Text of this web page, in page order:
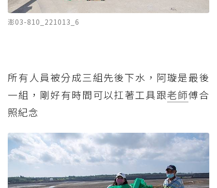
澎03-810_221013_6
所有人員被分成三組先後下水，阿璇是最後
一組，剛好有時間可以扛著工具跟老師傅合
照紀念